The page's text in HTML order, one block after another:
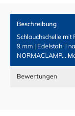
Beschreibung
Schlauchschelle mit
9 mm | Edelstahl |
NORMACLAMP…
Bewertungen